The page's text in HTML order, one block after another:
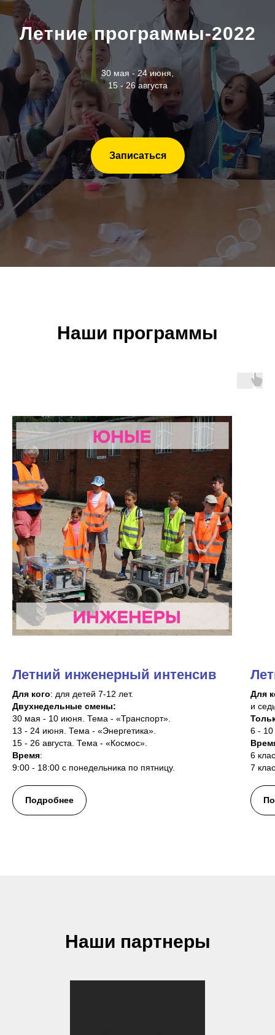
Летние программы-2022
30 мая - 24 июня,
15 - 26 августа
Записаться
Наши программы
Летний инженерный интенсив
Для кого: для детей 7-12 лет.
Двухнедельные смены:
30 мая - 10 июня. Тема - «Транспорт».
13 - 24 июня. Тема - «Энергетика».
15 - 26 августа. Тема - «Космос».
Время:
9:00 - 18:00 с понедельника по пятницу.
Подробнее
Для
и
6 -
6
7
Наши партнеры